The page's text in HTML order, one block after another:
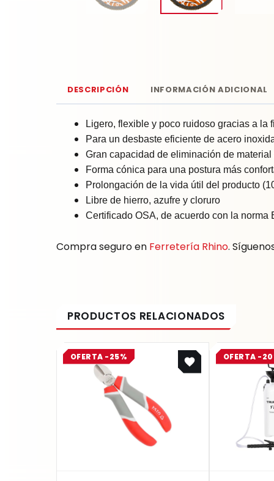
DESCRIPCIÓN INFORMACIÓN ADICIONAL
Ligero, flexible y poco ruidoso gracias a la
Para un desbaste eficiente de acero
Gran capacidad de eliminación de
Forma cónica para una postura más
Prolongación de la vida útil del producto
Libre de hierro, azufre y cloruro
Certificado OSA, de acuerdo con la norma
Compra seguro en Ferretería Rhino.
OFERTA -25%
Original
price
$ 31.800.
Current
price
$ 23.850.
OFERTA -